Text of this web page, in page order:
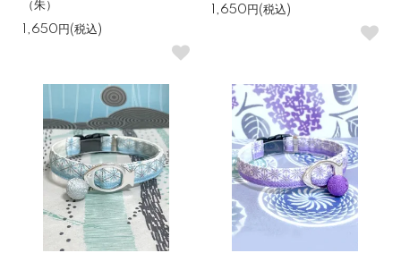
（朱）
1,650円(税込)
1,650円(税込)